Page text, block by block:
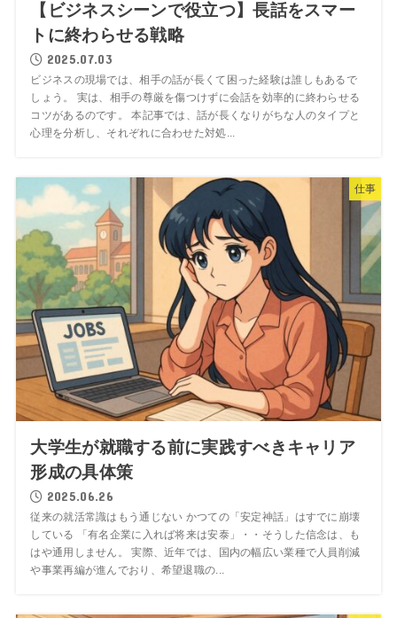
【ビジネスシーンで役立つ】長話をスマー
トに終わらせる戦略
2025.07.03
ビジネスの現場では、相手の話が長くて困った経験は誰しもあるで
しょう。 実は、相手の尊厳を傷つけずに会話を効率的に終わらせる
コツがあるのです。 本記事では、話が長くなりがちな人のタイプと
心理を分析し、それぞれに合わせた対処...
仕事
大学生が就職する前に実践すべきキャリア
形成の具体策
2025.06.26
従来の就活常識はもう通じない かつての「安定神話」はすでに崩壊
している 「有名企業に入れば将来は安泰」・・そうした信念は、も
はや通用しません。 実際、近年では、国内の幅広い業種で人員削減
や事業再編が進んでおり、希望退職の...